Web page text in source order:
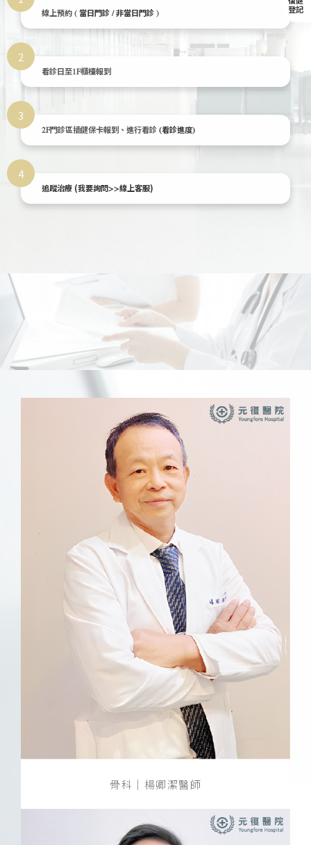
線上預約 (當日門診/非當日門診)
2
看診日至1F櫃檯報到
3
2F門診區插健保卡報到、進行看診(看診進度)
4
追蹤治療 (我要詢問>>線上客服)
骨科｜楊卿潔醫師
登記